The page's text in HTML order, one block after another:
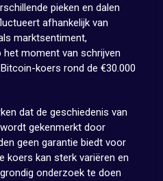
pieken en dalen
afhankelijk van
marktsentiment,
het moment van schrijven
koers rond de €30.000
dat de geschiedenis van
gekenmerkt door
geen garantie biedt voor
koers kan sterk variëren en
onderzoek te doen